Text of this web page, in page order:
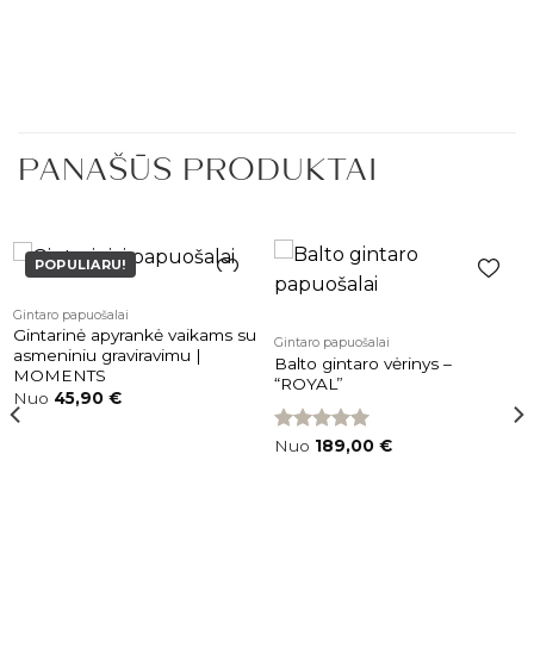
PANAŠŪS PRODUKTAI
POPULIARU!
patikusios
prekės
Gintaro papuošalai
Gintarinė apyrankė vaikams su
asmeniniu graviravimu |
MOMENTS
Nuo 45,90 €
Gintaro papuošalai
Balto gintaro vėrinys –
“ROYAL”
Įvertinimas:
Nuo 189,00 €